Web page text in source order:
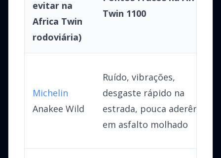
evitar na
Africa Twin
rodoviária)
Twin 1100
Michelin
Anakee Wild
Ruído, vibrações,
desgaste rápido na
estrada, pouca aderência
em asfalto molhado